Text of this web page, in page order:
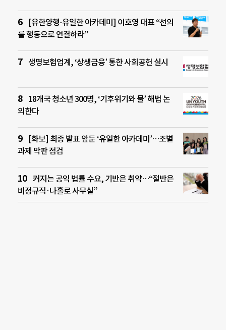
[유한양행-유일한 아카데미] 이호영 대표 “선의
를 행동으로 연결하라”
생명보험업계, ‘상생금융’ 통한 사회공헌 실시
18개국 청소년 300명, ‘기후위기와 물’ 해법 논
의한다
[화보] 최종 발표 앞둔 ‘유일한 아카데미’…조별
과제 막판 점검
커지는 공익 법률 수요, 기반은 취약…“절반은
비정규직·나홀로 사무실”